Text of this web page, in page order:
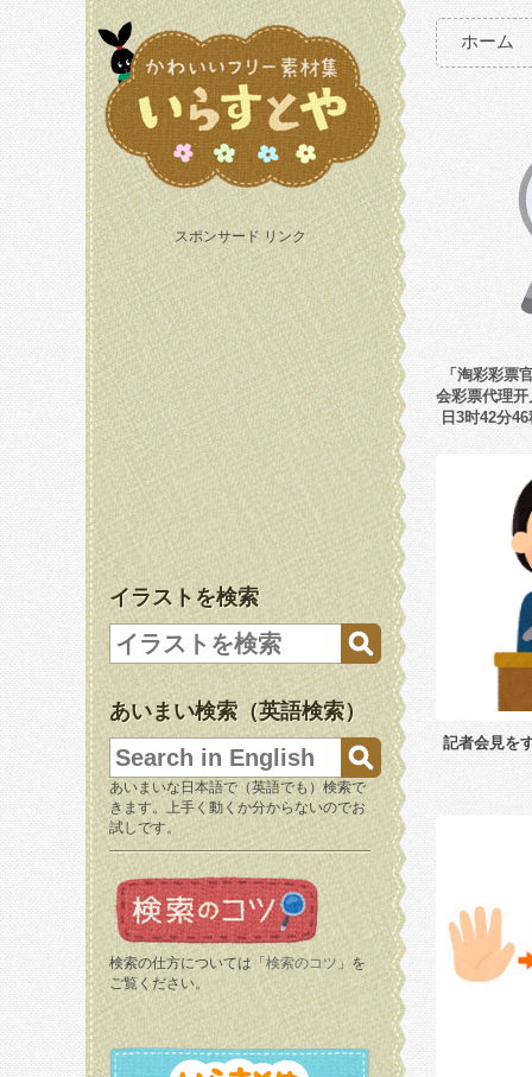
スポンサード リンク
イラストを検索
あいまい検索（英語検索）
あいまいな日本語で（英語でも）検索で
きます。上手く動くか分からないのでお
試しです。
検索の仕方については「 検索のコツ 」を
ご覧ください。
ホーム
「淘彩彩票
会彩票代理
日3时42分
記者会見を